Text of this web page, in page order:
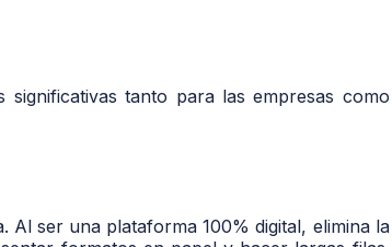
significativas tanto para las empresas como
Al ser una plataforma 100% digital, elimina la